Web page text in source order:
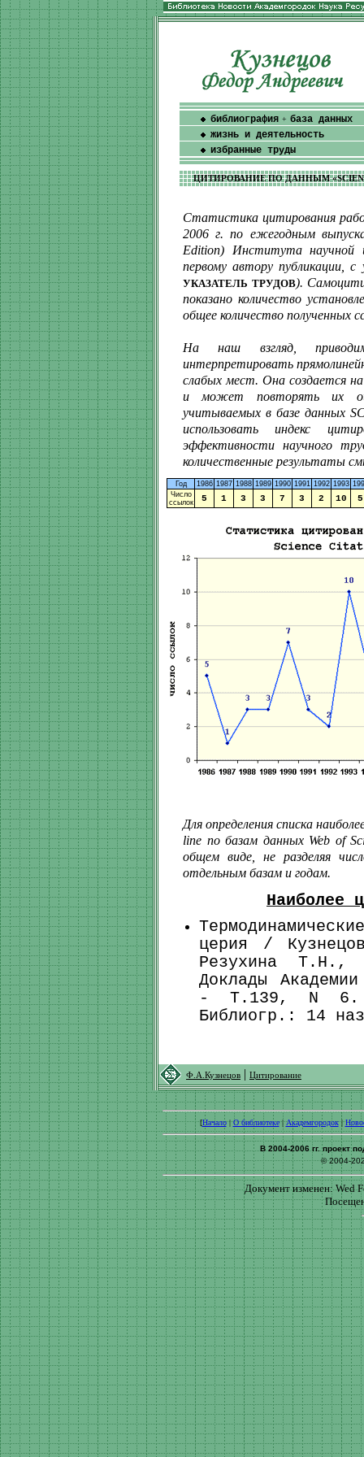
библиография + база данных
жизнь и деятельность
избранные труды
ЦИТИРОВАНИЕ ПО ДАННЫМ
Статистика цитирования
2006 г. по ежегодным
Edition) Института научной
первому автору публикации,
УКАЗАТЕЛЬ ТРУДОВ).
показано количество
общее количество полученных
На наш взгляд,
интерпретировать
слабых мест. Она создается
и может повторять их
учитываемых в базе данных
использовать индекс
эффективности научного
количественные результаты
Год 1986 1987 1988 1989 1990 1991 1992 1993
Число
ссылок
5 1 3 3 7 3 2 10 5
Для определения списка
line по базам данных Web of
общем виде, не разделяя
отдельным базам и годам.
Наиболее
церия /
Резухина
Доклады
- Т.139, N 6.
Библиогр.: 14
Ф.А.Кузнецов | Цитирование
[Начало|О библиотеке|Академгородок|
В 2004-2006 гг. проект
© 2004-
Документ изменен: Wed